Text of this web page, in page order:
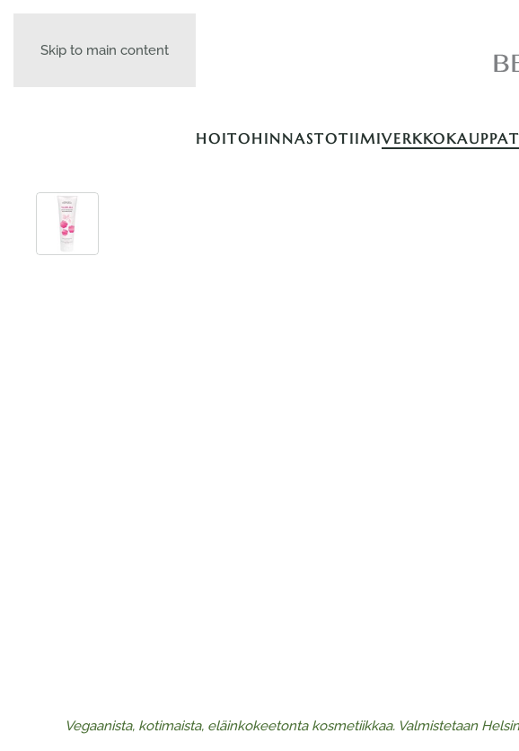
Skip to main content
HOITOHINNASTOTIIMIVERKKOKAUPPA
Vegaanista, kotimaista, eläinkokeetonta kosmetiikkaa. Valmistetaan